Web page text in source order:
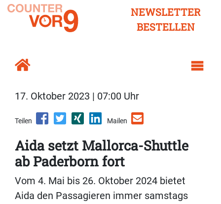
NEWSLETTER
BESTELLEN
17. Oktober 2023 | 07:00 Uhr
Teilen Mailen
Aida setzt Mallorca-Shuttle
ab Paderborn fort
Vom 4. Mai bis 26. Oktober 2024 bietet
Aida den Passagieren immer samstags